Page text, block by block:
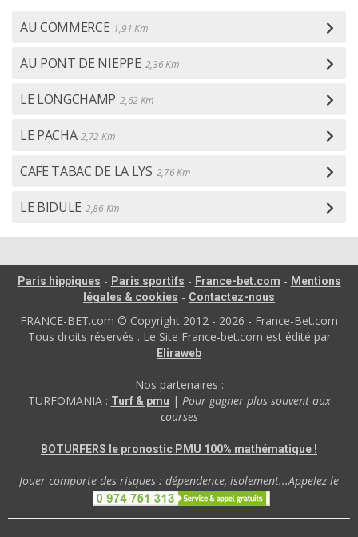
AU COMMERCE 1,91 Km
AU PONT DE NIEPPE 2,36 Km
LE LONGCHAMP 2,62 Km
LE PACHA 2,72 Km
CAFE TABAC DE LA LYS 2,76 Km
LE BIDULE 2,86 Km
Paris hippiques - Paris sportifs - France-bet.com - Mentions
légales & cookies - Contactez-nous
FRANCE-BET.com © Copyright 2012 - 2026 - France-Bet.com
Tous droits réservés . Le Site France-bet.com est édité par
Eliraweb
Nos partenaires :
TURFOMANIA : Turf & pmu | Pour gagner plus souvent aux
courses
BOTURFERS le pronostic PMU 100% mathématique !
Jouer comporte des risques : dépendence, isolement...Appelez le